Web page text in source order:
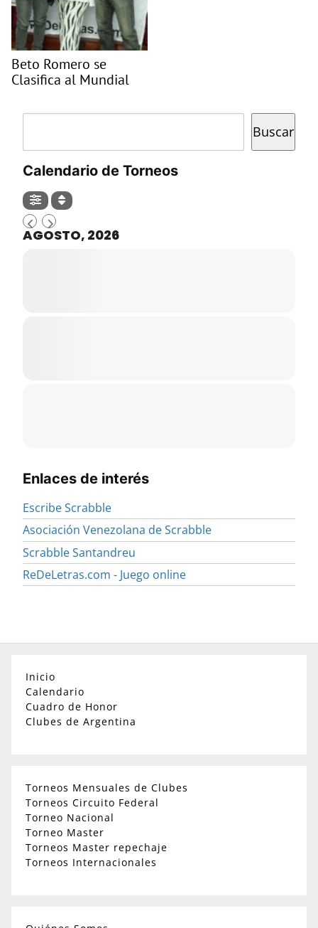
Beto Romero se
Clasifica al Mundial
Buscar
Calendario de Torneos
AGOSTO, 2026
Enlaces de interés
Escribe Scrabble
Asociación Venezolana de Scrabble
Scrabble Santandreu
ReDeLetras.com - Juego online
Inicio
Calendario
Cuadro de Honor
Clubes de Argentina
Torneos Mensuales de Clubes
Torneos Circuito Federal
Torneo Nacional
Torneo Master
Torneos Master repechaje
Torneos Internacionales